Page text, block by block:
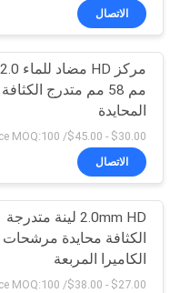
الاتصال
مركز HD مضاد للماء 2.0
مم 58 مم متدرج الكثافة
المحايدة
الاتصال
2.0mm HD لينة متدرجة
الكثافة محايدة مرشحات
الكاميرا المربعة